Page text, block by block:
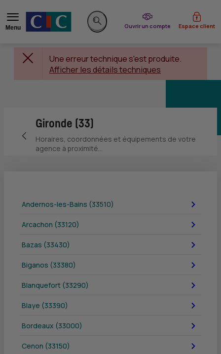
Menu
Rechercher sur le site
Ouvrir un compte
du CIC Espace client
Une erreur technique s'est produite.
Afficher les détails techniques
Retour vers la page précédente
Gironde (33)
Horaires, coordonnées et équipements de votre
agence à proximité...
Andernos-les-Bains (33510)
Arcachon (33120)
Bazas (33430)
Biganos (33380)
Blanquefort (33290)
Blaye (33390)
Bordeaux (33000)
Cenon (33150)